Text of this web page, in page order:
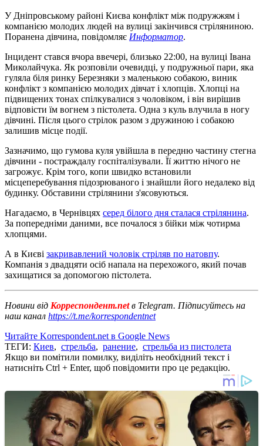
У Дніпровському районі Києва конфлікт між подружжям і
компанією молодих людей на вулиці закінчився стріляниною.
Поранена дівчина, повідомляє Информатор.
Інцидент стався вчора ввечері, близько 22:00, на вулиці Івана
Миколайчука. Як розповіли очевидці, у подружньої пари, яка
гуляла біля ринку Березняки з маленькою собакою, виник
конфлікт з компанією молодих дівчат і хлопців. Хлопці на
підвищених тонах спілкувалися з чоловіком, і він вирішив
відповісти їм вогнем з пістолета. Одна з куль влучила в ногу
дівчині. Після цього стрілок разом з дружиною і собакою
залишив місце події.
Зазначимо, що гумова куля увійшла в передню частину стегна
дівчини - постраждалу госпіталізували. Її життю нічого не
загрожує. Крім того, копи швидко встановили
місцеперебування підозрюваного і знайшли його недалеко від
будинку. Обставини стрілянини з'ясовуються.
Нагадаємо, в Чернівцях серед білого дня сталася стрілянина.
За попередніми даними, все почалося з бійки між чотирма
хлопцями.
А в Києві закривавлений чоловік стріляв по натовпу.
Компанія з двадцяти осіб напала на перехожого, який почав
захищатися за допомогою пістолета.
Новини від Корреспондент.netв Telegram. Підписуйтесь на
наш канал https://t.me/korrespondentnet
Читайте Korrespondent.net в Google News
ТЕГИ: Киев, стрельба, ранение, стрельба из пистолета
Якщо ви помітили помилку, виділіть необхідний текст і
натисніть Ctrl + Enter, щоб повідомити про це редакцію.